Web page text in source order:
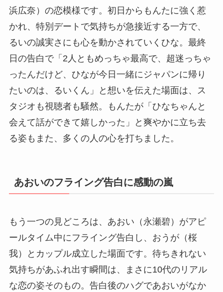
浜広奈）の恋模様です。初日からもんたに強く惹
かれ、特別デートで気持ちが急接近する一方で、
るいの誠実さにも心を動かされていくひな。最終
日の告白で「2人ともめっちゃ最高で、超迷っちゃ
ったんだけど、ひなが今日一緒にジャパンに帰り
たいのは、るいくん」と想いを伝えた場面は、ス
タジオも視聴者も騒然。もんたが「ひなちゃんと
会えて話ができて嬉しかった」と爽やかに立ち去
る姿もまた、多くの人の心を打ちました。
あおいのフライング告白に感動の嵐
もう一つの見どころは、あおい（永瀬碧）がアピ
ールタイム中にフライング告白し、おうが（桜
我）とカップル成立した場面です。待ちきれない
気持ちがあふれ出す瞬間は、まさに10代のリアル
な恋の姿そのもの。告白後のハグであおいがなか